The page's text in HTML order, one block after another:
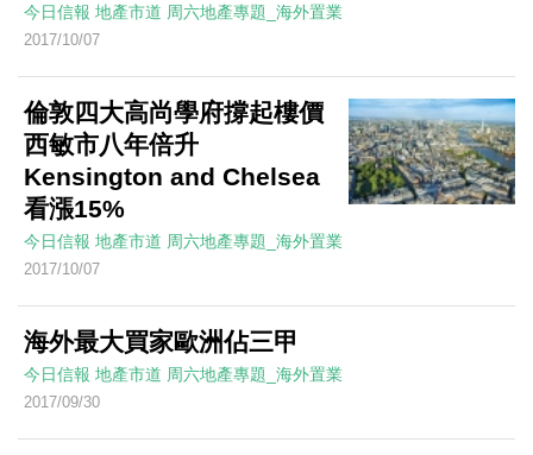
今日信報 地產市道 周六地產專題_海外置業
2017/10/07
倫敦四大高尚學府撐起樓價
西敏市八年倍升
Kensington and Chelsea
看漲15%
今日信報 地產市道 周六地產專題_海外置業
2017/10/07
海外最大買家歐洲佔三甲
今日信報 地產市道 周六地產專題_海外置業
2017/09/30